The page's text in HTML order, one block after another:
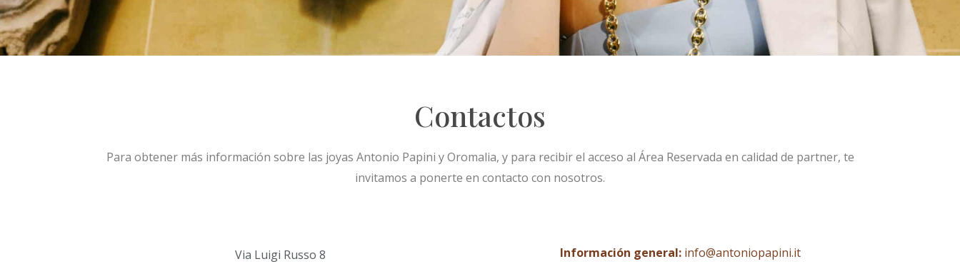
Contactos
Para obtener más información sobre las joyas Antonio Papini y Oromalia, y para recibir el acceso al Área Reservada en calidad de partner, te
invitamos a ponerte en contacto con nosotros.
Via Luigi Russo 8
Información general:info@antoniopapini.it